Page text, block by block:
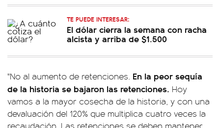
TE PUEDE INTERESAR:
El dólar cierra la semana con racha
alcista y arriba de $1.500
"No al aumento de retenciones. En la peor sequía
de la historia se bajaron las retenciones. Hoy
vamos a la mayor cosecha de la historia, y con una
devaluación del 120% que multiplica cuatro veces la
recaudación. Las retenciones se deben mantener